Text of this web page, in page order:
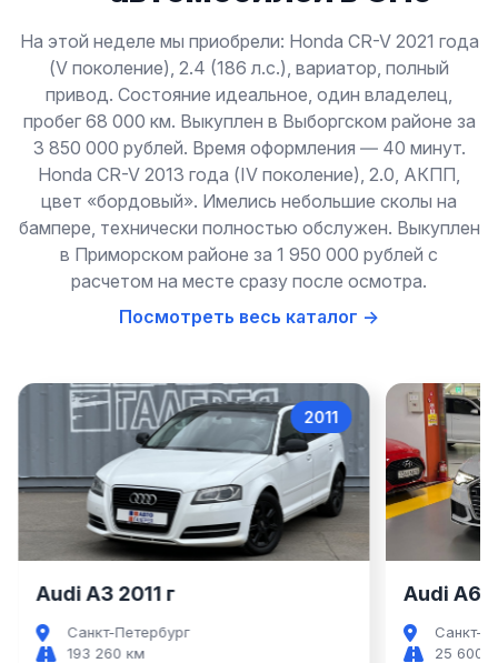
На этой неделе мы приобрели: Honda CR-V 2021 года
(V поколение), 2.4 (186 л.с.), вариатор, полный
привод. Состояние идеальное, один владелец,
пробег 68 000 км. Выкуплен в Выборгском районе за
3 850 000 рублей. Время оформления — 40 минут.
Honda CR-V 2013 года (IV поколение), 2.0, АКПП,
цвет «бордовый». Имелись небольшие сколы на
бампере, технически полностью обслужен. Выкуплен
в Приморском районе за 1 950 000 рублей с
расчетом на месте сразу после осмотра.
Посмотреть весь каталог →
Audi A6
2022
Audi A6 2022 г
Санкт-Петербург
25 600 км